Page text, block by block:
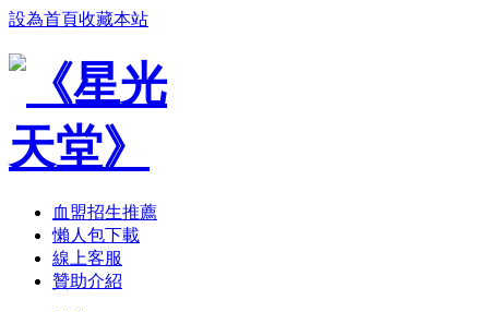
設為首頁收藏本站
血盟招生推薦
懶人包下載
線上客服
贊助介紹